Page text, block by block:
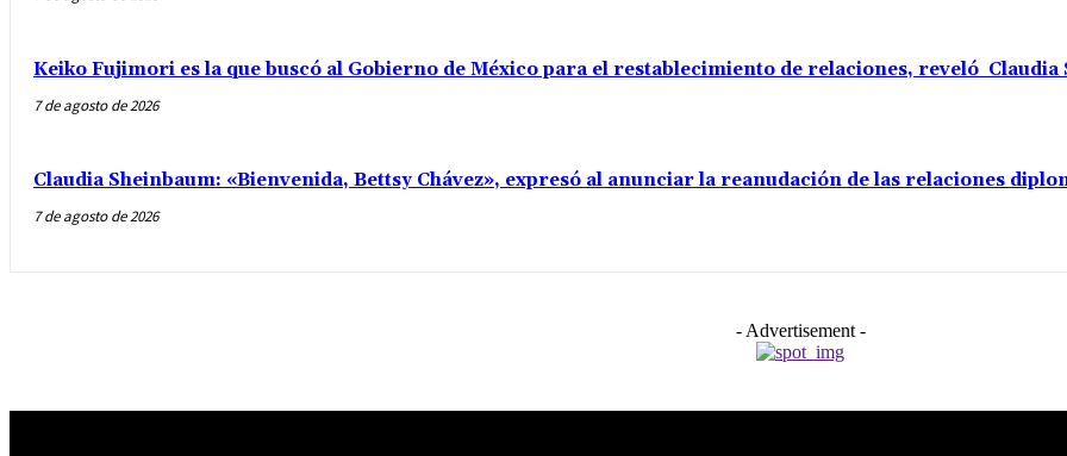
Keiko Fujimori es la que buscó al Gobierno de México para el restablecimiento de relaciones, reveló Claudia
7 de agosto de 2026
Claudia Sheinbaum: «Bienvenida, Bettsy Chávez», expresó al anunciar la reanudación de las relaciones
7 de agosto de 2026
- Advertisement -